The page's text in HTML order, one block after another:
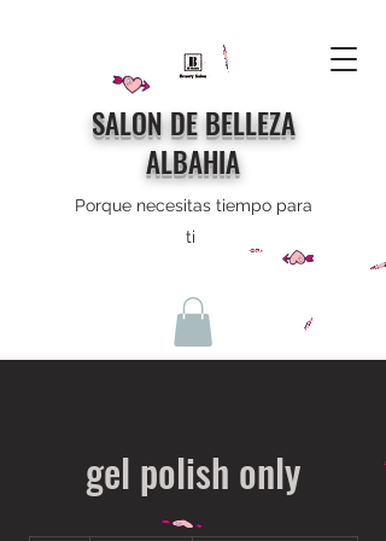
SALON DE BELLEZA
ALBAHIA
Porque necesitas tiempo para
ti
gel polish only